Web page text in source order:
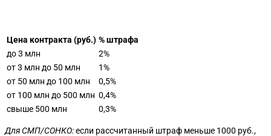
Цена контракта (руб.) % штрафа
до 3 млн
2%
от 3 млн до 50 млн
1%
от 50 млн до 100 млн
0,5%
от 100 млн до 500 млн 0,4%
свыше 500 млн
0,3%
Для СМП/СОНКО:если рассчитанный штраф меньше 1000 руб.,